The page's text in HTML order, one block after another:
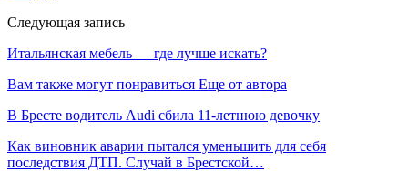
Следующая запись
Итальянская мебель — где лучше искать?
Вам также могут понравиться Еще от автора
В Бресте водитель Audi сбила 11-летнюю девочку
Как виновник аварии пытался уменьшить для себя
последствия ДТП. Случай в Брестской…